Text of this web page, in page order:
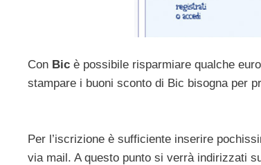
Con Bic è possibile risparmiare qualche
stampare i buoni sconto di Bic bisogna per
Per l’iscrizione è sufficiente inserire
via mail. A questo punto si verrà indirizzati